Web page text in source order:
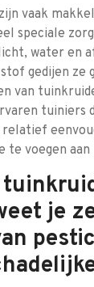
vaak
speciale
water en
gedijen ze
van
tuiniers
relatief
te voegen
je